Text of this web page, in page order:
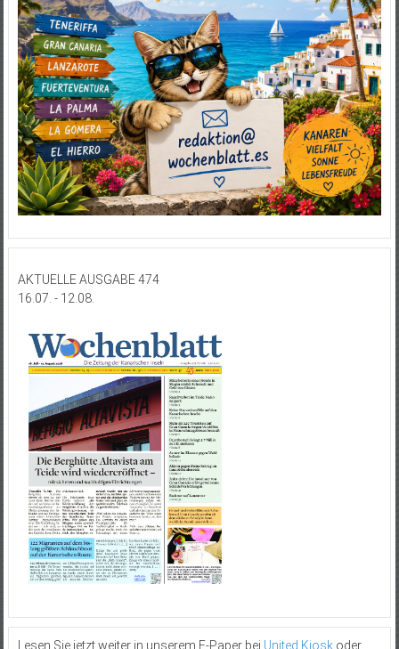
AKTUELLE AUSGABE 474
16.07. - 12.08.
Lesen Sie jetzt weiter in unserem E-Paper bei United Kioskoder